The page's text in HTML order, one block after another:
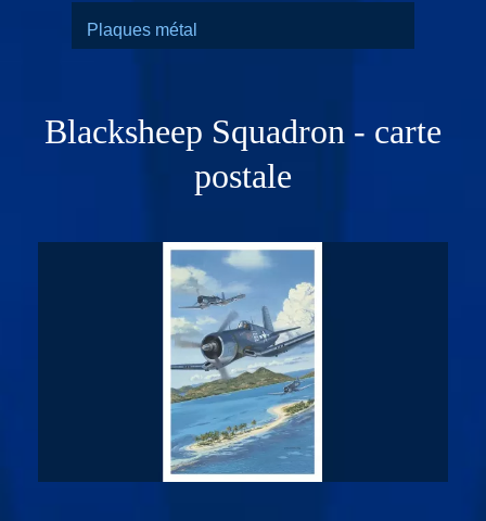
Plaques métal
Blacksheep Squadron - carte
postale